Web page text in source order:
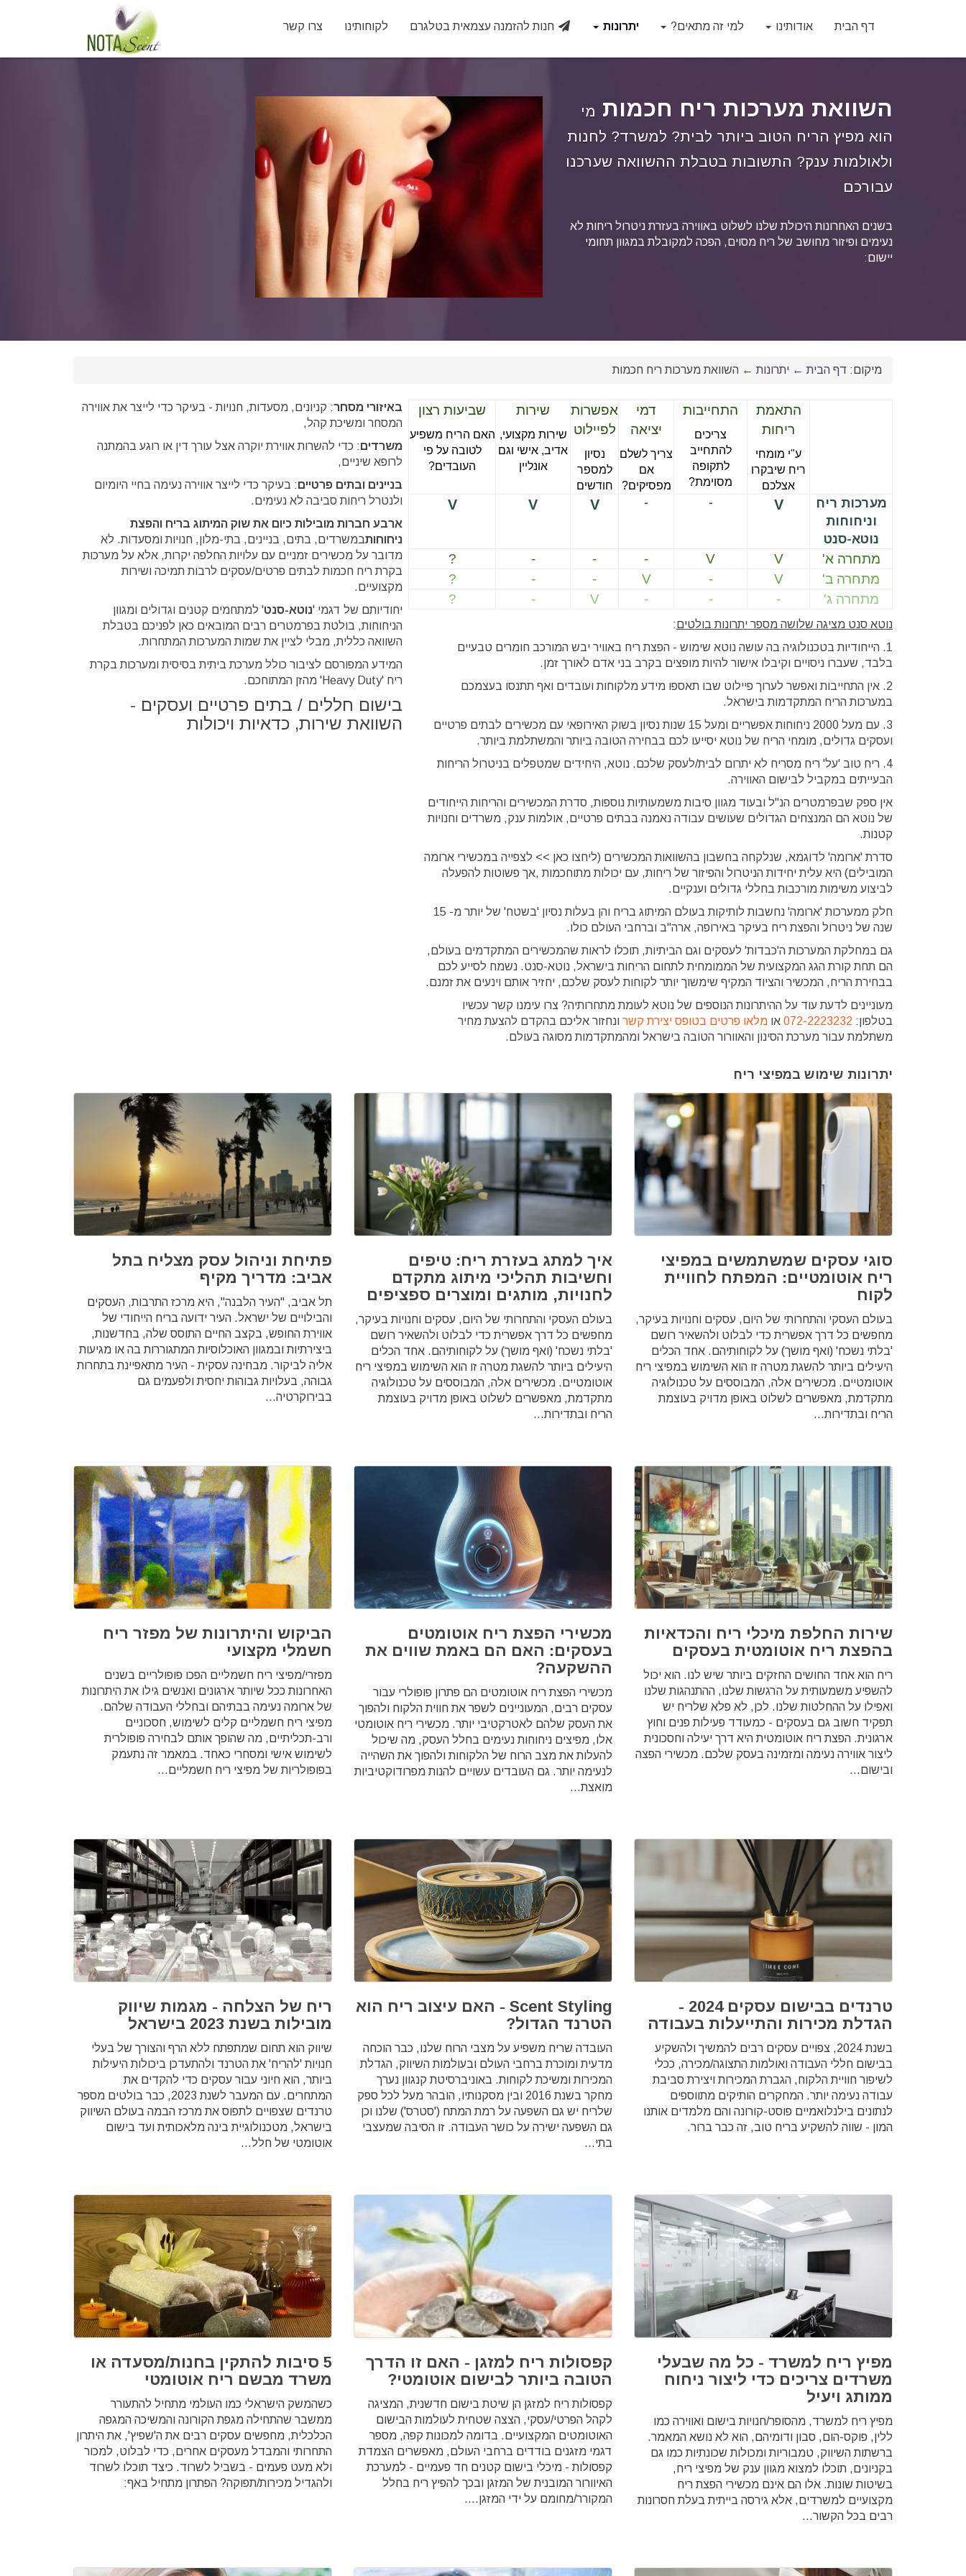
דף הבית אודותינו למי זה מתאים? יתרונות חנות להזמנה עצמאית בטלגרם לקוחותינו צרו קשר
השוואת מערכות ריח חכמות מי
הוא מפיץ הריח הטוב ביותר לבית? למשרד? לחנות
ולאולמות ענק? התשובות בטבלת ההשוואה שערכנו
עבורכם
בשנים האחרונות היכולת שלנו לשלוט באווירה בעזרת ניטרול ריחות לא
נעימים ופיזור מחושב של ריח מסוים, הפכה למקובלת במגוון תחומי
יישום:
מיקום: דף הבית ← יתרונות ← השוואת מערכות ריח חכמות
התאמת
ריחות
ע"י מומחי
ריח שיבקרו
אצלכם
התחייבות
צריכים
להתחייב
לתקופה
מסוימת?
דמי
יציאה
צריך לשלם
אם
מפסיקים?
אפשרות
לפיילוט
נסיון
למספר
חודשים
שירות
שירות מקצועי,
אדיב, אישי וגם
אונליין
שביעות רצון
האם הריח משפיע
לטובה על פי
העובדים?
מערכות ריח
וניחוחות
נוטא-סנט
V
-
-
V
V
V
מתחרה א' V
V
-
-
-
?
מתחרה ב'
V
-
V
-
-
?
מתחרה ג'
-
-
-
V
-
?
נוטא סנט מציגה שלושה מספר יתרונות בולטים:
1. הייחודיות בטכנולוגיה בה עושה נוטא שימוש - הפצת ריח באוויר יבש המורכב חומרים טבעיים
בלבד, שעברו ניסויים וקיבלו אישור להיות מופצים בקרב בני אדם לאורך זמן.
2. אין התחייבות ואפשר לערוך פיילוט שבו תאספו מידע מלקוחות ועובדים ואף תתנסו בעצמכם
במערכות הריח המתקדמות בישראל.
3. עם מעל 2000 ניחוחות אפשריים ומעל 15 שנות נסיון בשוק האירופאי עם מכשירים לבתים פרטיים
ועסקים גדולים, מומחי הריח של נוטא יסייעו לכם בבחירה הטובה ביותר והמשתלמת ביותר.
4. ריח טוב 'על' ריח מסריח לא יתרום לבית/לעסק שלכם. נוטא, היחידים שמטפלים בניטרול הריחות
הבעייתים במקביל לבישום האווירה.
אין ספק שבפרמטרים הנ"ל ובעוד מגוון סיבות משמעותיות נוספות, סדרת המכשירים והריחות הייחודים
של נוטא הם המנצחים הגדולים שעושים עבודה נאמנה בבתים פרטיים, אולמות ענק, משרדים וחנויות
קטנות.
סדרת 'ארומה' לדוגמא, שנלקחה בחשבון בהשוואות המכשירים (ליחצו כאן >> לצפייה במכשירי ארומה
המובילים) היא עלית יחידות הניטרול והפיזור של ריחות, עם יכולות מתוחכמות ,אך פשוטות להפעלה
לביצוע משימות מורכבות בחללי גדולים וענקיים.
חלק ממערכות 'ארומה' נחשבות לותיקות בעולם המיתוג בריח והן בעלות נסיון 'בשטח' של יותר מ- 15
שנה של ניטרול והפצת ריח בעיקר באירופה, ארה"ב וברחבי העולם כולו.
גם במחלקת המערכות ה'כבדות' לעסקים וגם הביתיות, תוכלו לראות שהמכשירים המתקדמים בעולם,
הם תחת קורת הגג המקצועית של הממומחית לתחום הריחות בישראל, נוטא-סנט. נשמח לסייע לכם
בבחירת הריח, המכשיר והציוד המקיף שימשוך יותר לקוחות לעסק שלכם, יחזיר אותם וינעים את זמנם.
מעוניינים לדעת עוד על ההיתרונות הנוספים של נוטא לעומת מתחרותיה? צרו עימנו קשר עכשיו
בטלפון: 072-2223232 או מלאו פרטים בטופס יצירת קשר ונחזור אליכם בהקדם להצעת מחיר
משתלמת עבור מערכת הסינון והאוורור הטובה בישראל ומהמתקדמות מסוגה בעולם.
באיזורי מסחר: קניונים, מסעדות, חנויות - בעיקר כדי לייצר את אווירה
המסחר ומשיכת קהל,
משרדים: כדי להשרות אווירת יוקרה אצל עורך דין או רוגע בהמתנה
לרופא שיניים,
בניינים ובתים פרטיים: בעיקר כדי לייצר אווירה נעימה בחיי היומיום
ולנטרל ריחות סביבה לא נעימים.
ארבע חברות מובילות כיום את שוק המיתוג בריח והפצת
ניחוחותבמשרדים, בתים, בניינים, בתי-מלון, חנויות ומסעדות. לא
מדובר על מכשירים זמניים עם עלויות החלפה יקרות, אלא על מערכות
בקרת ריח חכמות לבתים פרטים/עסקים לרבות תמיכה ושירות
מקצועיים.
יחודיותם של דגמי 'נוטא-סנט' למתחמים קטנים וגדולים ומגוון
הניחוחות, בולטת בפרמטרים רבים המובאים כאן לפניכם בטבלת
השוואה כללית, מבלי לציין את שמות המערכות המתחרות.
המידע המפורסם לציבור כולל מערכת ביתית בסיסית ומערכות בקרת
ריח 'Heavy Duty' מהזן המתוחכם.
בישום חללים / בתים פרטיים ועסקים -
השוואת שירות, כדאיות ויכולות
יתרונות שימוש במפיצי ריח
סוגי עסקים שמשתמשים במפיצי
ריח אוטומטיים: המפתח לחוויית
לקוח
בעולם העסקי והתחרותי של היום, עסקים וחנויות בעיקר,
מחפשים כל דרך אפשרית כדי לבלוט ולהשאיר רושם
'בלתי נשכח' (ואף מושך) על לקוחותיהם. אחד הכלים
היעילים ביותר להשגת מטרה זו הוא השימוש במפיצי ריח
אוטומטיים. מכשירים אלה, המבוססים על טכנולוגיה
מתקדמת, מאפשרים לשלוט באופן מדויק בעוצמת
הריח ובתדירות...
איך למתג בעזרת ריח: טיפים
וחשיבות תהליכי מיתוג מתקדם
לחנויות, מותגים ומוצרים ספציפים
בעולם העסקי והתחרותי של היום, עסקים וחנויות בעיקר,
מחפשים כל דרך אפשרית כדי לבלוט ולהשאיר רושם
'בלתי נשכח' (ואף מושך) על לקוחותיהם. אחד הכלים
היעילים ביותר להשגת מטרה זו הוא השימוש במפיצי ריח
אוטומטיים. מכשירים אלה, המבוססים על טכנולוגיה
מתקדמת, מאפשרים לשלוט באופן מדויק בעוצמת
הריח ובתדירות...
פתיחת וניהול עסק מצליח בתל
אביב: מדריך מקיף
תל אביב, "העיר הלבנה", היא מרכז התרבות, העסקים
והבילויים של ישראל. העיר ידועה בריח הייחודי של
אווירת החופש, בקצב החיים התוסס שלה, בחדשנות,
ביצירתיות ובמגוון האוכלוסיות המתגוררות בה או מגיעות
אליה לביקור. מבחינה עסקית - העיר מתאפיינת בתחרות
גבוהה, בעלויות גבוהות יחסית ולפעמים גם
בבירוקרטיה...
שירות החלפת מיכלי ריח והכדאיות
בהפצת ריח אוטומטית בעסקים
ריח הוא אחד החושים החזקים ביותר שיש לנו. הוא יכול
להשפיע משמעותית על הרגשות שלנו, ההתנהגות שלנו
ואפילו על ההחלטות שלנו. לכן, לא פלא שלריח יש
תפקיד חשוב גם בעסקים - כמעודד פעילות פנים וחוץ
ארגונית. הפצת ריח אוטומטית היא דרך יעילה וחסכונית
ליצור אווירה נעימה ומזמינה בעסק שלכם. מכשירי הפצה
ובישום...
מכשירי הפצת ריח אוטומטים
בעסקים: האם הם באמת שווים את
ההשקעה?
מכשירי הפצת ריח אוטומטים הם פתרון פופולרי עבור
עסקים רבים, המעוניינים לשפר את חווית הלקוח ולהפוך
את העסק שלהם לאטרקטיבי יותר. מכשירי ריח אוטומטי
אלו, מפיצים ניחוחות נעימים בחלל העסק, מה שיכול
להעלות את מצב הרוח של הלקוחות ולהפוך את השהייה
לנעימה יותר. גם העובדים עשויים להנות מפרודוקטיביות
מואצת...
הביקוש והיתרונות של מפזר ריח
חשמלי מקצועי
מפזרי/מפיצי ריח חשמליים הפכו פופולריים בשנים
האחרונות ככל שיותר ארגונים ואנשים גילו את היתרונות
של ארומה נעימה בבתיהם ובחללי העבודה שלהם.
מפיצי ריח חשמליים קלים לשימוש, חסכוניים
ורב-תכליתיים, מה שהופך אותם לבחירה פופולרית
לשימוש אישי ומסחרי כאחד. במאמר זה נתעמק
בפופולריות של מפיצי ריח חשמליים...
טרנדים בבישום עסקים 2024 -
הגדלת מכירות והתייעלות בעבודה
בשנת 2024, צפויים עסקים רבים להמשיך ולהשקיע
בבישום חללי העבודה ואולמות התצוגה/מכירה, ככלי
לשיפור חוויית הלקוח, הגברת המכירות ויצירת סביבת
עבודה נעימה יותר. המחקרים הותיקים מתווספים
לנתונים בילנלואמיים פוסט-קורונה והם מלמדים אותנו
המון - שווה להשקיע בריח טוב, זה כבר ברור.
Scent Styling - האם עיצוב ריח הוא
הטרנד הגדול?
העובדה שריח משפיע על מצבי הרוח שלנו, כבר הוכחה
מדעית ומוכרת ברחבי העולם ובעולמות השיווק, הגדלת
המכירות ומשיכת לקוחות. באוניברסיטת קנגוון נערך
מחקר בשנת 2016 ובין מסקנותיו, הובהר מעל לכל ספק
שלריח יש גם השפעה על רמת המתח ('סטרס') שלנו וכן
גם השפעה ישירה על כושר העבודה. זו הסיבה שמעצבי
בתי...
ריח של הצלחה - מגמות שיווק
מובילות בשנת 2023 בישראל
שיווק הוא תחום שמתפתח ללא הרף והצורך של בעלי
חנויות 'להריח' את הטרנד ולהתעדכן ביכולות היעילות
ביותר, הוא חיוני עבור עסקים כדי להקדים את
המתחרים. עם המעבר לשנת 2023, כבר בולטים מספר
טרנדים שצפויים לתפוס את מרכז הבמה בעולם השיווק
בישראל, מטכנולוגיית בינה מלאכותית ועד בישום
אוטומטי של חלל...
מפיץ ריח למשרד - כל מה שבעלי
משרדים צריכים כדי ליצור ניחוח
ממותג ויעיל
מפיץ ריח למשרד, מהסופר/חנויות בישום ואווירה כמו
ללין, פוקס-הום, סבון ודומיהם, הוא לא נושא המאמר.
ברשתות השיווק, טמבוריות ומכולות שכונתיות כמו גם
בקניונים, תוכלו למצוא מגוון ענק של מפיצי ריח,
בשיטות שונות. אלו הם אינם מכשירי הפצת ריח
מקצועיים למשרדים, אלא גירסה בייתית בעלת חסרונות
רבים בכל הקשור...
קפסולות ריח למזגן - האם זו הדרך
הטובה ביותר לבישום אוטומטי?
קפסולות ריח למזגן הן שיטת בישום חדשנית, המציגה
לקהל הפרטי/עסקי, הצצה שטחית לעולמות הבישום
האוטומטים המקצועיים. בדומה למכונות קפה, מספר
דגמי מזגנים בודדים ברחבי העולם, מאפשרים הצמדת
קפסולות - מיכלי בישום קטנים חד פעמיים - למערכת
האיוורור המובנית של המזגן ובכך להפיץ ריח בחלל
המקורר/מחומם על ידי המזגן....
5 סיבות להתקין בחנות/מסעדה או
משרד מבשם ריח אוטומטי
כשהמשק הישראלי כמו העולמי מתחיל להתעורר
ממשבר שהתחילה מגפת הקורונה והמשיכה המגפה
הכלכלית, מחפשים עסקים רבים את ה'שפיץ', את היתרון
התחרותי והמבדל מעסקים אחרים, כדי לבלוט, למכור
ולא מעט פעמים - בשביל לשרוד. כיצד תוכלו לשרוד
ולהגדיל מכירות/תפוקה? הפתרון מתחיל באף: